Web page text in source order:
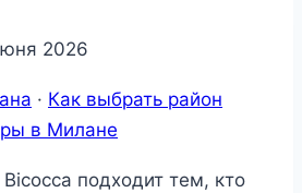
2026
· Как выбрать район
в Милане
Bicocca подходит тем, кто